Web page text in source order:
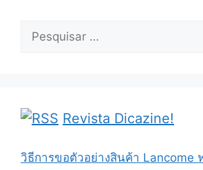
Pesquisar
Revista Dicazine!
วิธีการขอตัวอย่างสินค้า Lancome